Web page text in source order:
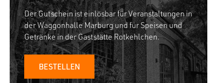
Der Gutschein ist einlösbar für Veranstaltungen in
der Waggonhalle Marburg und für Speisen und
Getränke in der Gaststätte Rotkehlchen.
BESTELLEN